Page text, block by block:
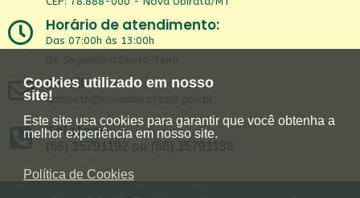
Cookies utilizado em nosso
site!
Este site usa cookies para garantir que você obtenha a
melhor experiência em nosso site.
Política de Cookies
Horário de atendimento:
Das 07:00h às 13:00h
De Segunda a Sexta-feira
Email:
gabinete@novaubirata.mt.gov.br
Telefone:
(66) 35791192 ou (66) 35791188